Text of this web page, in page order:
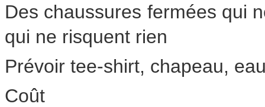
Des chaussures fermées qui
qui ne risquent rien
Prévoir tee-shirt, chapeau,
Coût